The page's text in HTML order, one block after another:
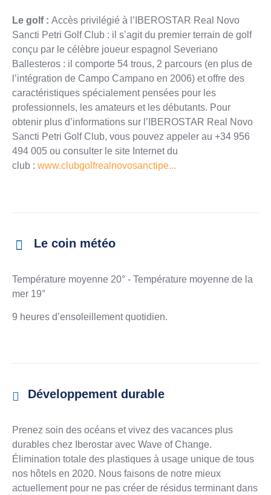
Le golf : Accès privilégié à l’IBEROSTAR Real Novo
Sancti Petri Golf Club : il s’agit du premier terrain de golf
conçu par le célèbre joueur espagnol Severiano
Ballesteros : il comporte 54 trous, 2 parcours (en plus de
l’intégration de Campo Campano en 2006) et offre des
caractéristiques spécialement pensées pour les
professionnels, les amateurs et les débutants. Pour
obtenir plus d’informations sur l’IBEROSTAR Real Novo
Sancti Petri Golf Club, vous pouvez appeler au +34 956
494 005 ou consulter le site Internet du
club : www.clubgolfrealnovosanctipe...
Le coin météo
Température moyenne 20° - Température moyenne de la
mer 19°
9 heures d’ensoleillement quotidien.
Développement durable
Prenez soin des océans et vivez des vacances plus
durables chez Iberostar avec Wave of Change.
Élimination totale des plastiques à usage unique de tous
nos hôtels en 2020. Nous faisons de notre mieux
actuellement pour ne pas créer de résidus terminant dans